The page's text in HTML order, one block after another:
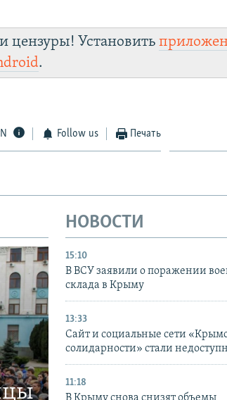
цензуры! Установить
.
Follow us Печать
НОВОСТИ
15:10
В ВСУ заявили о поражении
склада в Крыму
13:33
Сайт и социальные сети
солидарности» стали
11:18